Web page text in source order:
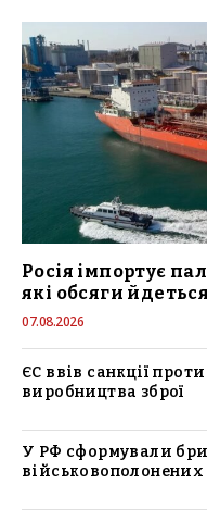
Росія імпортує
які обсяги йдеться
07.08.2026
ЄС ввів санкції
виробництва зброї
У РФ сформували
військовополонених